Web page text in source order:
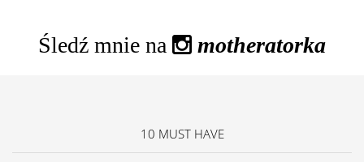
Śledź mnie na motheratorka
10 MUST HAVE